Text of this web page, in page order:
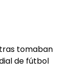
tomaban
de fútbol